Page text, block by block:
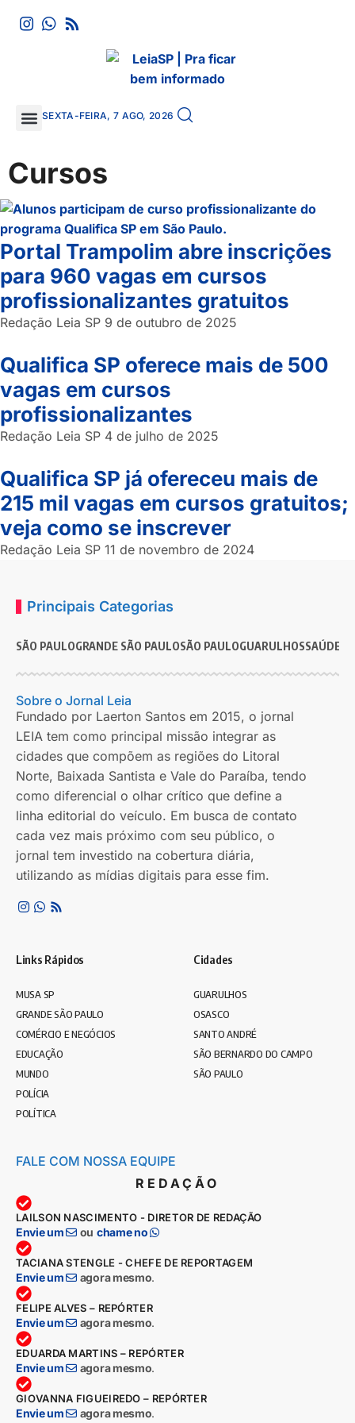
SEXTA-FEIRA, 7 AGO, 2026
Cursos
Portal Trampolim abre inscrições
para 960 vagas em cursos
profissionalizantes gratuitos
Redação Leia SP 9 de outubro de 2025
Qualifica SP oferece mais de 500
vagas em cursos
profissionalizantes
Redação Leia SP 4 de julho de 2025
Qualifica SP já ofereceu mais de
215 mil vagas em cursos gratuitos;
veja como se inscrever
Redação Leia SP 11 de novembro de 2024
Principais Categorias
SÃO PAULOGRANDE SÃO PAULOSÃO PAULOGUARULHOSSAÚDE
Sobre o Jornal Leia
Fundado por Laerton Santos em 2015, o jornal
LEIA tem como principal missão integrar as
cidades que compõem as regiões do Litoral
Norte, Baixada Santista e Vale do Paraíba, tendo
como diferencial o olhar crítico que define a
linha editorial do veículo. Em busca de contato
cada vez mais próximo com seu público, o
jornal tem investido na cobertura diária,
utilizando as mídias digitais para esse fim.
Links Rápidos
MUSA SP
GRANDE SÃO PAULO
COMÉRCIO E NEGÓCIOS
EDUCAÇÃO
MUNDO
POLÍCIA
POLÍTICA
Cidades
GUARULHOS
OSASCO
SANTO ANDRÉ
SÃO BERNARDO DO CAMPO
SÃO PAULO
FALE COM NOSSA EQUIPE
REDAÇÃO
LAILSON NASCIMENTO - DIRETOR DE REDAÇÃO
Envie um ou chame no
TACIANA STENGLE - CHEFE DE REPORTAGEM
Envie um agora mesmo.
FELIPE ALVES – REPÓRTER
Envie um agora mesmo.
EDUARDA MARTINS – REPÓRTER
Envie um agora mesmo.
GIOVANNA FIGUEIREDO – REPÓRTER
Envie um agora mesmo.